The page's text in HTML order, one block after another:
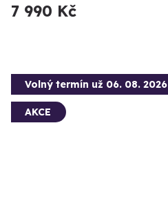
7 990 Kč
Volný termín už 06. 08. 2026
AKCE